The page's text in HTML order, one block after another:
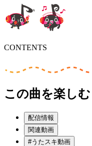
CONTENTS
この曲を楽しむ
配信情報
関連動画
#うたスキ動画